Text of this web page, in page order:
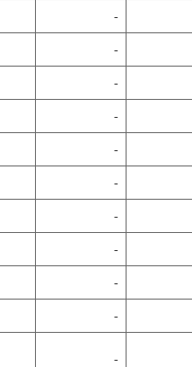
-
-
-
-
-
-
-
-
-
-
-